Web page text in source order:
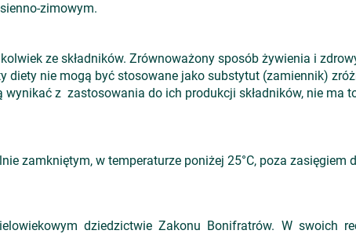
zimowym.
ze składników. Zrównoważony sposób żywienia i
diety nie mogą być stosowane jako substytut (zamiennik)
z zastosowania do ich produkcji składników, nie ma
zamkniętym, w temperaturze poniżej 25°C, poza zasięgiem
dziedzictwie Zakonu Bonifratrów. W swoich